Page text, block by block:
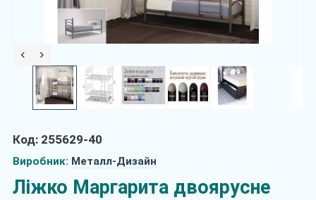
Код: 255629-40
Виробник: Металл-Дизайн
Ліжко Маргарита двоярусне